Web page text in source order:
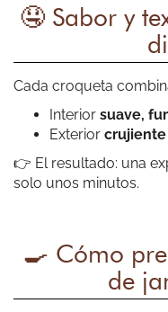
Lucia Iglesias
Riquísimas y servicio
Toñi Vargas
La de boletus y queso
🤤 Sabor y
Cada croqueta
Interior suave,
Exterior
👉 El resultado: una
solo unos minutos.
🍳 Cómo
de